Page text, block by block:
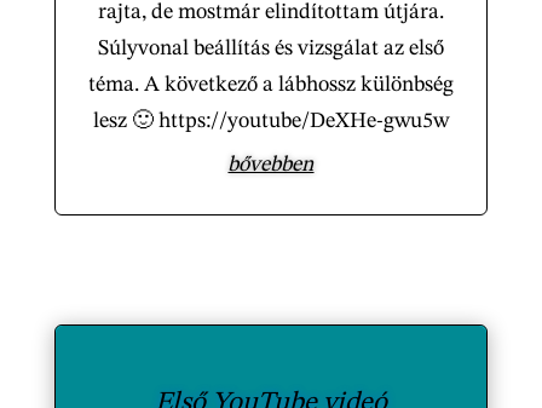
rajta, de mostmár elindítottam útjára.
Súlyvonal beállítás és vizsgálat az első
téma. A következő a lábhossz különbség
lesz 🙂 https://youtube/DeXHe-gwu5w
bővebben